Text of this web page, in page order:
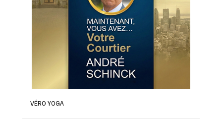
VÉRO YOGA